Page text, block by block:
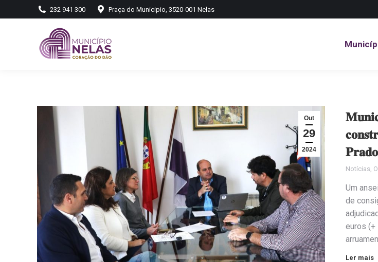
232 941 300 Praça do Municipio, 3520-001 Nelas
Out
29
2024
Notícias,
Um
de
euros (+
Ler mais